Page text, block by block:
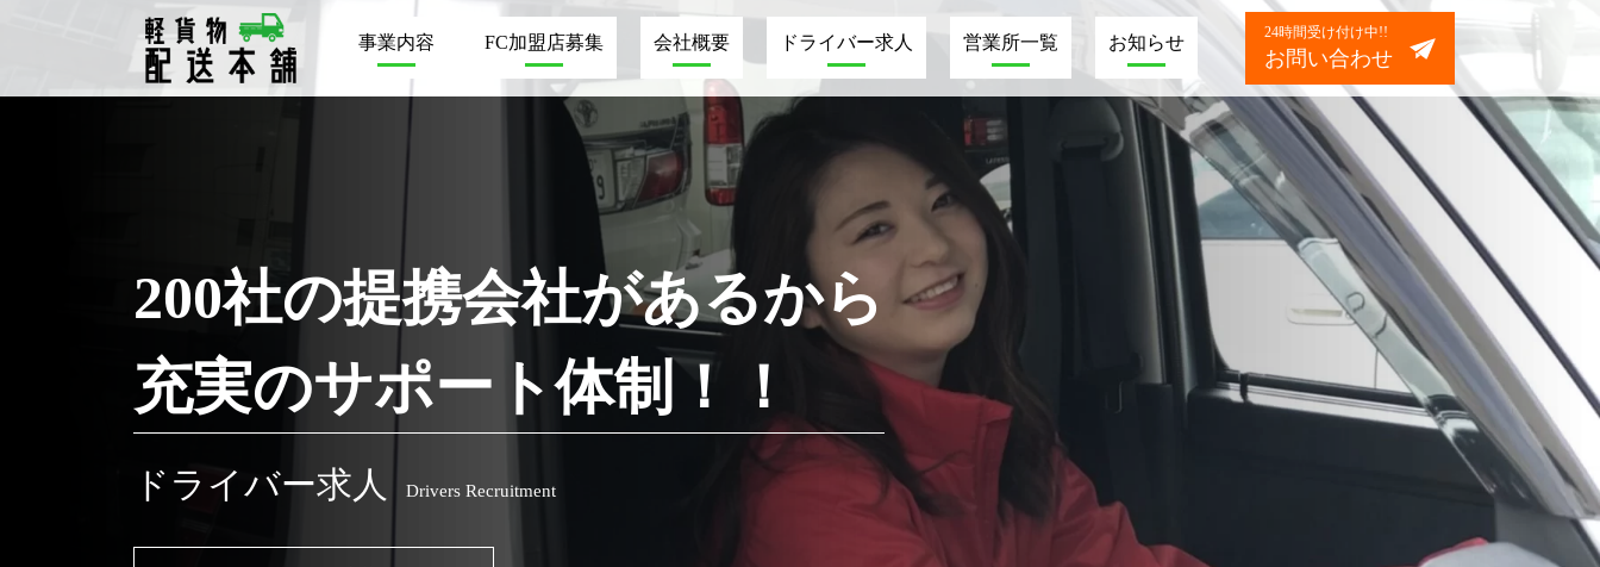
事業内容 FC加盟店募集 会社概要 ドライバー求人 営業所一覧 お知らせ 24時間受け付け中!!
お問い合わせ
200社の提携会社があるから
充実のサポート体制！！
ドライバー求人 Drivers Recruitment